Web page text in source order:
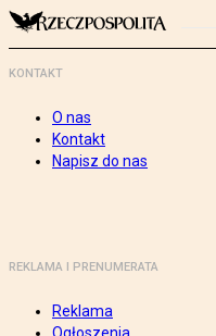
KONTAKT
O nas
Kontakt
Napisz do nas
REKLAMA I PRENUMERATA
Reklama